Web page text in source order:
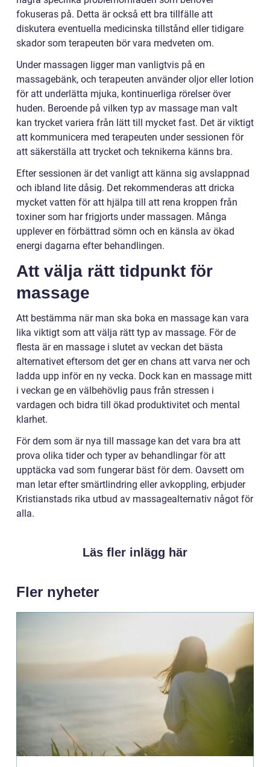
fokuseras på. Detta är också ett bra tillfälle att
diskutera eventuella medicinska tillstånd eller tidigare
skador som terapeuten bör vara medveten om.
Under massagen ligger man vanligtvis på en
massagebänk, och terapeuten använder oljor eller lotion
för att underlätta mjuka, kontinuerliga rörelser över
huden. Beroende på vilken typ av massage man valt
kan trycket variera från lätt till mycket fast. Det är viktigt
att kommunicera med terapeuten under sessionen för
att säkerställa att trycket och teknikerna känns bra.
Efter sessionen är det vanligt att känna sig avslappnad
och ibland lite dåsig. Det rekommenderas att dricka
mycket vatten för att hjälpa till att rena kroppen från
toxiner som har frigjorts under massagen. Många
upplever en förbättrad sömn och en känsla av ökad
energi dagarna efter behandlingen.
Att välja rätt tidpunkt för
massage
Att bestämma när man ska boka en massage kan vara
lika viktigt som att välja rätt typ av massage. För de
flesta är en massage i slutet av veckan det bästa
alternativet eftersom det ger en chans att varva ner och
ladda upp inför en ny vecka. Dock kan en massage mitt
i veckan ge en välbehövlig paus från stressen i
vardagen och bidra till ökad produktivitet och mental
klarhet.
För dem som är nya till massage kan det vara bra att
prova olika tider och typer av behandlingar för att
upptäcka vad som fungerar bäst för dem. Oavsett om
man letar efter smärtlindring eller avkoppling, erbjuder
Kristianstads rika utbud av massagealternativ något för
alla.
Läs fler inlägg här
Fler nyheter